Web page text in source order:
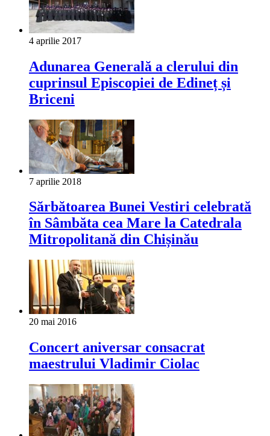
4 aprilie 2017
Adunarea Generală a clerului din
cuprinsul Episcopiei de Edineț și
Briceni
7 aprilie 2018
Sărbătoarea Bunei Vestiri celebrată
în Sâmbăta cea Mare la Catedrala
Mitropolitană din Chișinău
20 mai 2016
Concert aniversar consacrat
maestrului Vladimir Ciolac